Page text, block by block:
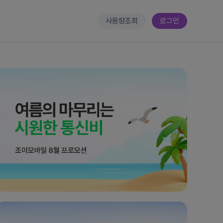
사용량조회 로그인